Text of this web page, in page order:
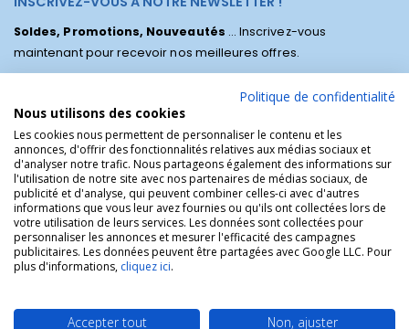
Soldes, Promotions, Nouveautés ... Inscrivez-vous
maintenant pour recevoir nos meilleures offres.
La Boutique des Chrétiens © | La boutique religieuse chrétienne de
référence !.
Politique de confidentialité
Nous utilisons des cookies
Les cookies nous permettent de personnaliser le contenu et les
annonces, d'offrir des fonctionnalités relatives aux médias sociaux et
d'analyser notre trafic. Nous partageons également des informations sur
l'utilisation de notre site avec nos partenaires de médias sociaux, de
publicité et d'analyse, qui peuvent combiner celles-ci avec d'autres
informations que vous leur avez fournies ou qu'ils ont collectées lors de
votre utilisation de leurs services. Les données sont collectées pour
personnaliser les annonces et mesurer l'efficacité des campagnes
publicitaires. Les données peuvent être partagées avec Google LLC. Pour
plus d'informations, cliquez ici.
Accepter tout Non, ajuster